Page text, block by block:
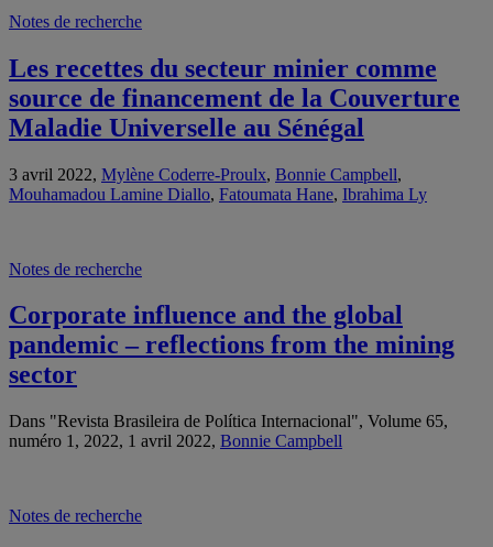
Notes de recherche
Les recettes du secteur minier comme
source de financement de la Couverture
Maladie Universelle au Sénégal
3 avril 2022, Mylène Coderre-Proulx, Bonnie Campbell,
Mouhamadou Lamine Diallo, Fatoumata Hane, Ibrahima Ly
Notes de recherche
Corporate influence and the global
pandemic – reflections from the mining
sector
Dans "Revista Brasileira de Política Internacional", Volume 65,
numéro 1, 2022, 1 avril 2022, Bonnie Campbell
Notes de recherche